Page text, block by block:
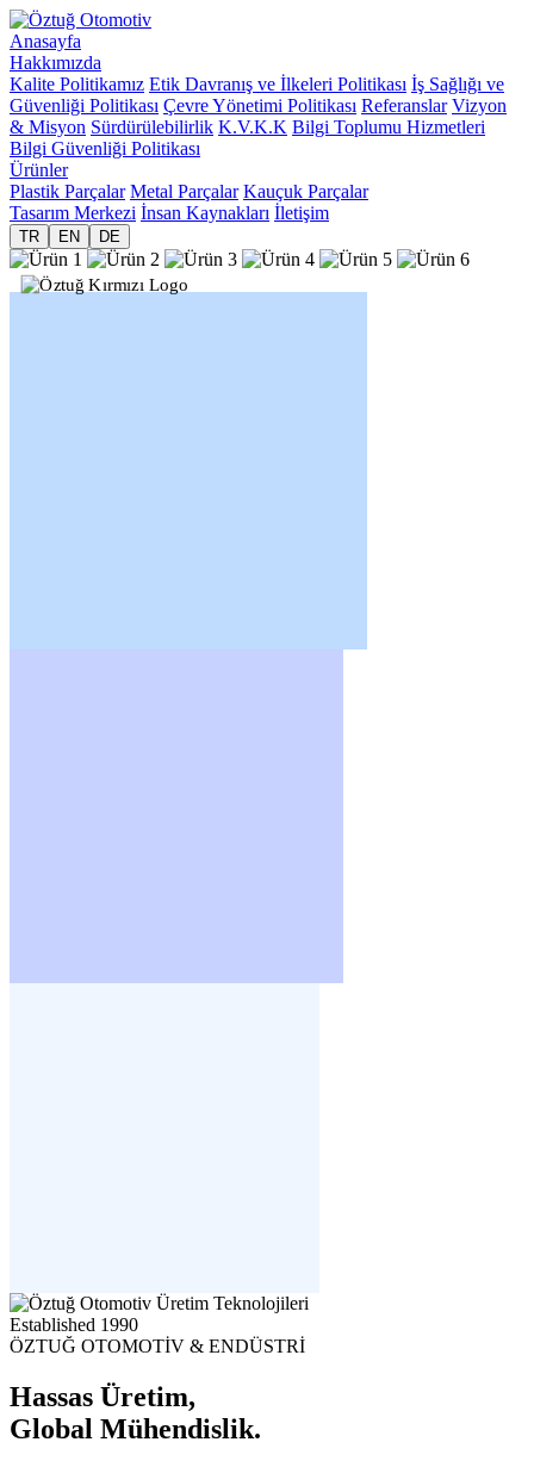
Anasayfa
Hakkımızda
Kalite Politikamız Etik Davranış ve İlkeleri Politikası İş Sağlığı ve
Güvenliği Politikası Çevre Yönetimi Politikası Referanslar Vizyon
& Misyon Sürdürülebilirlik K.V.K.K Bilgi Toplumu Hizmetleri
Bilgi Güvenliği Politikası
Ürünler
Plastik Parçalar Metal Parçalar Kauçuk Parçalar
Tasarım Merkezi İnsan Kaynakları İletişim
TR EN DE
Established 1990
ÖZTUĞ OTOMOTİV & ENDÜSTRİ
Hassas Üretim,
Global Mühendislik.